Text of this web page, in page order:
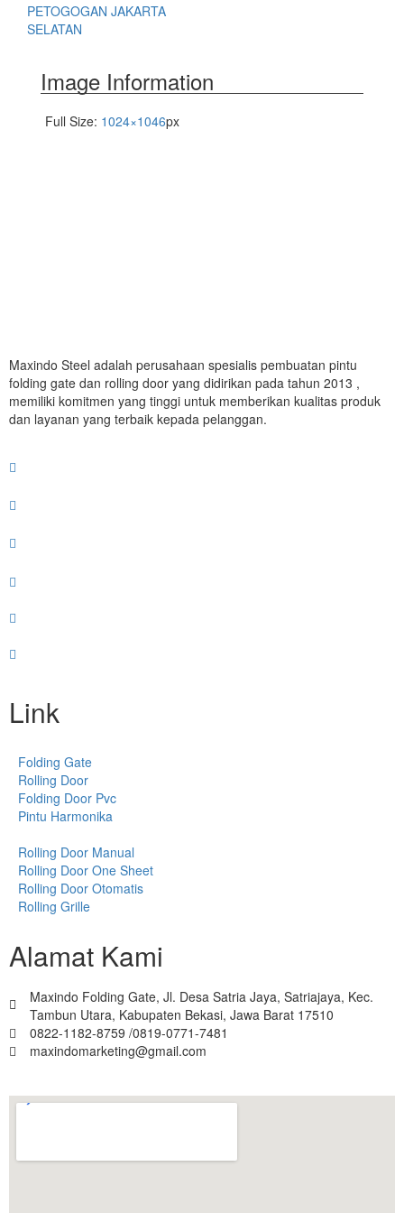
PETOGOGAN JAKARTA
SELATAN
Image Information
Full Size: 1024×1046px
Maxindo Steel adalah perusahaan spesialis pembuatan pintu
folding gate dan rolling door yang didirikan pada tahun 2013 ,
memiliki komitmen yang tinggi untuk memberikan kualitas produk
dan layanan yang terbaik kepada pelanggan.
Link
Folding Gate
Rolling Door
Folding Door Pvc
Pintu Harmonika
Rolling Door Manual
Rolling Door One Sheet
Rolling Door Otomatis
Rolling Grille
Alamat Kami
Maxindo Folding Gate, Jl. Desa Satria Jaya, Satriajaya, Kec.
Tambun Utara, Kabupaten Bekasi, Jawa Barat 17510
0822-1182-8759 /0819-0771-7481
maxindomarketing@gmail.com